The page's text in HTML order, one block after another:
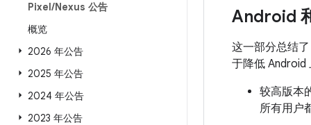
Pixel/Nexus 公告
概览
2026 年公告
2025 年公告
2024 年公告
2023 年公告
Android
这一部分总结了
于降低 Android
较高版本
所有用户